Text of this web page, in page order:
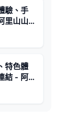
驗、手
里山山
特色體
結 - 阿